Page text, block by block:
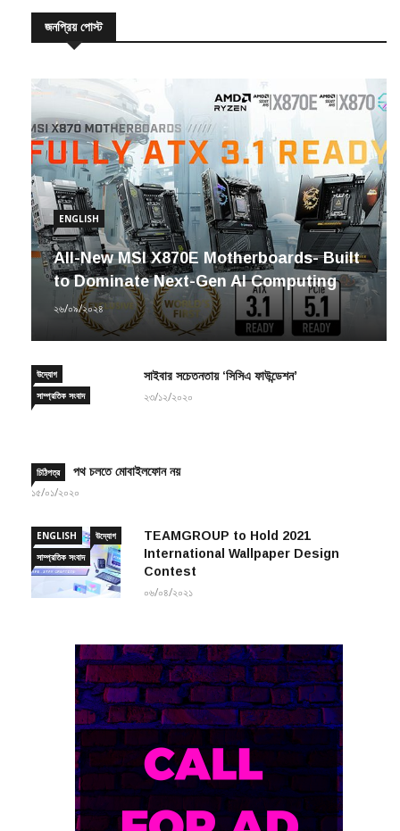
জনপ্রিয় পোস্ট
ENGLISH
All-New MSI X870E Motherboards- Built
to Dominate Next-Gen AI Computing
২৬/০৯/২০২৪
উদ্যোগ
সাইবার সচেতনতায় ‘সিসিএ ফাউন্ডেশন’
চিঠিপত্র পথ চলতে মোবাইলফোন নয়
ENGLISH
উদ্যোগ
সাম্প্রতিক সংবাদ
TEAMGROUP to Hold 2021
International Wallpaper Design
Contest